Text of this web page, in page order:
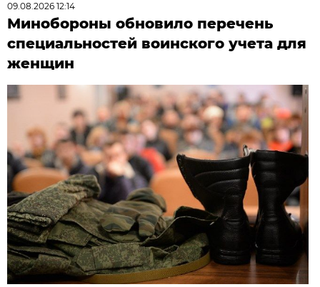
09.08.2026 12:14
Минобороны обновило перечень
специальностей воинского учета для
женщин